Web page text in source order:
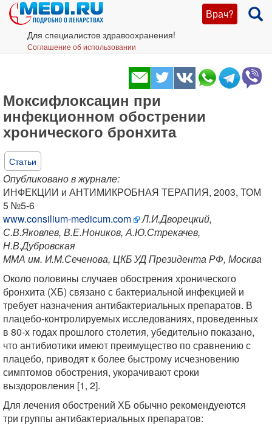
Врач?
Для специалистов здравоохранения!
Соглашение об использовании
Моксифлоксацин при
инфекционном обострении
хронического бронхита
Статьи
Опубликовано в журнале:
ИНФЕКЦИИ и АНТИМИКРОБНАЯ ТЕРАПИЯ, 2003, ТОМ
5 №5-6
www.consilium-medicum.com
Л.И.Дворецкий,
С.В.Яковлев, В.Е.Ноников, А.Ю.Стрекачев,
Н.В.Дубровская
ММА им. И.М.Сеченова, ЦКБ УД Президента РФ, Москва
Около половины случаев обострения хронического
бронхита (ХБ) связано с бактериальной инфекцией и
требует назначения антибактериальных препаратов. В
плацебо-контролируемых исследованиях, проведенных
в 80-х годах прошлого столетия, убедительно показано,
что антибиотики имеют преимущество по сравнению с
плацебо, приводят к более быстрому исчезновению
симптомов обострения, укорачивают сроки
выздоровления [1, 2].
Для лечения обострений ХБ обычно рекомендуеются
три группы антибактериальных препаратов: